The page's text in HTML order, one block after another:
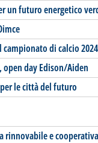
un futuro energetico
campionato di calcio
day Edison/Aiden
le città del futuro
rinnovabile e cooperativa